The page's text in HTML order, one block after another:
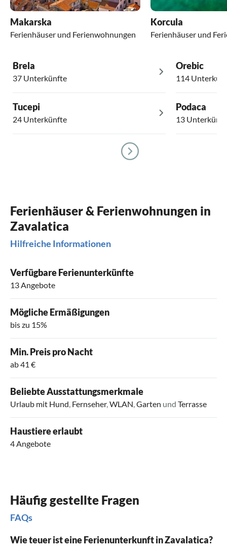
Makarska
Ferienhäuser und Ferienwohnungen
Korcula
Ferienhäuser und
Brela
37 Unterkünfte
Tucepi
24 Unterkünfte
Orebic
114
Podaca
13
Ferienhäuser & Ferienwohnungen in
Zavalatica
Hilfreiche Informationen
Verfügbare Ferienunterkünfte
13 Angebote
Mögliche Ermäßigungen
bis zu 15%
Min. Preis pro Nacht
ab 41 €
Beliebte Ausstattungsmerkmale
Urlaub mit Hund, Fernseher,WLAN,Garten und Terrasse
Haustiere erlaubt
4 Angebote
Häufig gestellte Fragen
FAQs
Wie teuer ist eine Ferienunterkunft in Zavalatica?